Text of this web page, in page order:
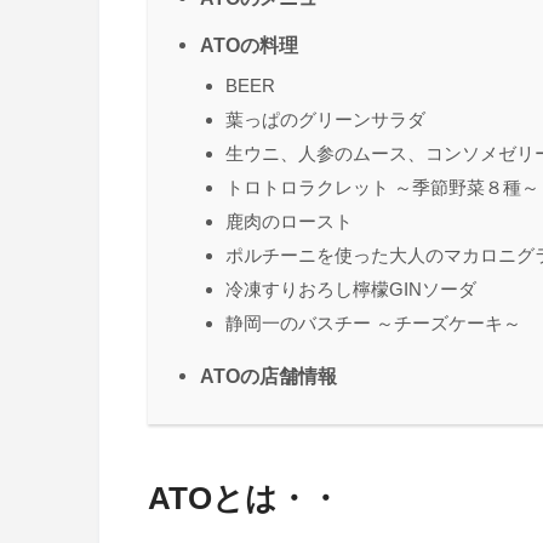
ATOの料理
BEER
葉っぱのグリーンサラダ
生ウニ、人参のムース、コンソメゼリ
トロトロラクレット ～季節野菜８種～
鹿肉のロースト
ポルチーニを使った大人のマカロニグ
冷凍すりおろし檸檬GINソーダ
静岡一のバスチー ～チーズケーキ～
ATOの店舗情報
ATOとは・・